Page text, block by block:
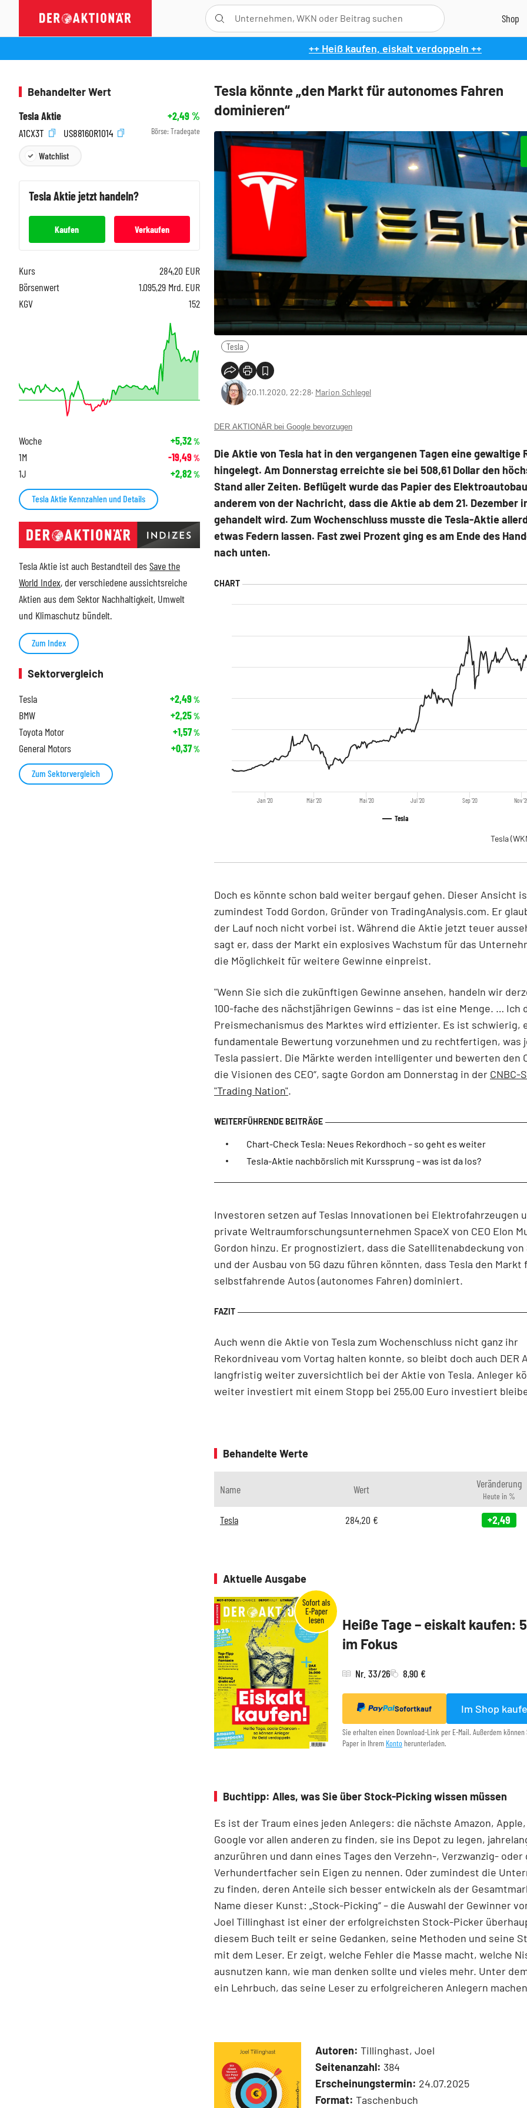
++ Heiß kaufen, eiskalt verdoppeln ++
Tesla könnte „den Markt für autonomes Fahren
dominieren“
Tesla
20.11.2020, 22:28‧ Marion Schlegel
DER AKTIONÄR bei Google bevorzugen
Die Aktie von Tesla hat in den vergangenen Tagen eine gewaltige
hingelegt. Am Donnerstag erreichte sie bei 508,61 Dollar den
Stand aller Zeiten. Beflügelt wurde das Papier des
anderem von der Nachricht, dass die Aktie ab dem 21. Dezember
gehandelt wird. Zum Wochenschluss musste die Tesla-Aktie
etwas Federn lassen. Fast zwei Prozent ging es am Ende des
nach unten.
Tesla
Jan '20 Mär '20 Mai '20 Jul '20 Sep '20 Nov
Tesla
Doch es könnte schon bald weiter bergauf gehen. Dieser Ansicht
zumindest Todd Gordon, Gründer von TradingAnalysis.com. Er
der Lauf noch nicht vorbei ist. Während die Aktie jetzt teuer
sagt er, dass der Markt ein explosives Wachstum für das
die Möglichkeit für weitere Gewinne einpreist.
"Wenn Sie sich die zukünftigen Gewinne ansehen, handeln wir
100-fache des nächstjährigen Gewinns – das ist eine Menge. … Ich
Preismechanismus des Marktes wird effizienter. Es ist schwierig,
fundamentale Bewertung vorzunehmen und zu rechtfertigen, was
Tesla passiert. Die Märkte werden intelligenter und bewerten den
die Visionen des CEO“, sagte Gordon am Donnerstag in der CNBC-
"Trading Nation".
Chart-Check Tesla: Neues Rekordhoch – so geht es weiter
Tesla-Aktie nachbörslich mit Kurssprung – was ist da los?
Investoren setzen auf Teslas Innovationen bei Elektrofahrzeugen
private Weltraumforschungsunternehmen SpaceX von CEO Elon
Gordon hinzu. Er prognostiziert, dass die Satellitenabdeckung von
und der Ausbau von 5G dazu führen könnten, dass Tesla den Markt
selbstfahrende Autos (autonomes Fahren) dominiert.
Auch wenn die Aktie von Tesla zum Wochenschluss nicht ganz ihr
Rekordniveau vom Vortag halten konnte, so bleibt doch auch DER
langfristig weiter zuversichtlich bei der Aktie von Tesla. Anleger
weiter investiert mit einem Stopp bei 255,00 Euro investiert
Behandelte Werte
Name Wert Veränderung
Heute in %
Tesla 284,20 € +2,49
Aktuelle Ausgabe
Heiße Tage – eiskalt kaufen:
im Fokus
Nr. 33/26 8,90 €
Sofortkauf Im Shop
Sie erhalten einen Download-Link per E-Mail. Außerdem
Paper in Ihrem Konto herunterladen.
Buchtipp: Alles, was Sie über Stock-Picking wissen müssen
Es ist der Traum eines jeden Anlegers: die nächste Amazon,
Google vor allen anderen zu finden, sie ins Depot zu legen,
anzurühren und dann eines Tages den Verzehn-, Verzwanzig- oder
Verhundertfacher sein Eigen zu nennen. Oder zumindest die
zu finden, deren Anteile sich besser entwickeln als der
Name dieser Kunst: „Stock-Picking“ – die Auswahl der Gewinner
Joel Tillinghast ist einer der erfolgreichsten Stock-Picker
diesem Buch teilt er seine Gedanken, seine Methoden und seine
mit dem Leser. Er zeigt, welche Fehler die Masse macht, welche
ausnutzen kann, wie man denken sollte und vieles mehr. Unter
ein Lehrbuch, das seine Leser zu erfolgreicheren Anlegern
Autoren: Tillinghast, Joel
Seitenanzahl: 384
Erscheinungstermin: 24.07.2025
Format: Taschenbuch
Behandelter Wert
Tesla Aktie
+2,49%
A1CX3T
US88160R1014 Börse: Tradegate
Watchlist
TeslaAktie jetzt handeln?
Kaufen Verkaufen
Kurs 284,20 EUR
Börsenwert
1.095,29 Mrd. EUR
KGV
152
Woche +5,32%
1M -19,49%
1J +2,82%
Tesla Aktie Kennzahlen und Details
Tesla Aktie ist auch Bestandteil desSave the
World Index, der verschiedene aussichtsreiche
Aktien aus dem Sektor Nachhaltigkeit, Umwelt
und Klimaschutz bündelt.
Zum Index
Sektorvergleich
Tesla
+2,49%
BMW +2,25%
Toyota Motor +1,57%
General Motors +0,37%
Zum Sektorvergleich